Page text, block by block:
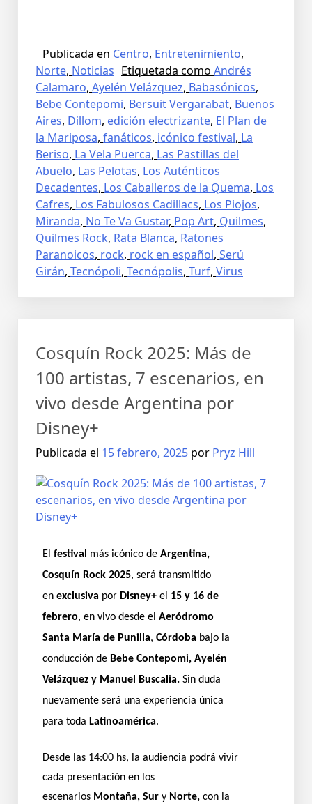
Publicada en Centro, Entretenimiento,
Norte, Noticias Etiquetada como Andrés
Calamaro, Ayelén Velázquez, Babasónicos,
Bebe Contepomi, Bersuit Vergarabat, Buenos
Aires, Dillom, edición electrizante, El Plan de
la Mariposa, fanáticos, icónico festival, La
Beriso, La Vela Puerca, Las Pastillas del
Abuelo, Las Pelotas, Los Auténticos
Decadentes, Los Caballeros de la Quema, Los
Cafres, Los Fabulosos Cadillacs, Los Piojos,
Miranda, No Te Va Gustar, Pop Art, Quilmes,
Quilmes Rock, Rata Blanca, Ratones
Paranoicos, rock, rock en español, Serú
Girán, Tecnópoli, Tecnópolis, Turf, Virus
Cosquín Rock 2025: Más de
100 artistas, 7 escenarios, en
vivo desde Argentina por
Disney+
Publicada el 15 febrero, 2025 por Pryz Hill
El festival más icónico de Argentina,
Cosquín Rock 2025, será transmitido
en exclusiva por Disney+ el 15 y 16 de
febrero, en vivo desde el Aeródromo
Santa María de Punilla, Córdoba bajo la
conducción de Bebe Contepomi, Ayelén
Velázquez y Manuel Buscalia. Sin duda
nuevamente será una experiencia única
para toda Latinoamérica.
Desde las 14:00 hs, la audiencia podrá vivir
cada presentación en los
escenarios Montaña, Sur y Norte, con la